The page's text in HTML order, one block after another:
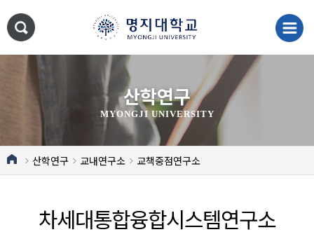
산학연구
MYONGJI UNIVERSITY
산학연구 교내연구소 교책중점연구소
차세대통합융합시스템연구소